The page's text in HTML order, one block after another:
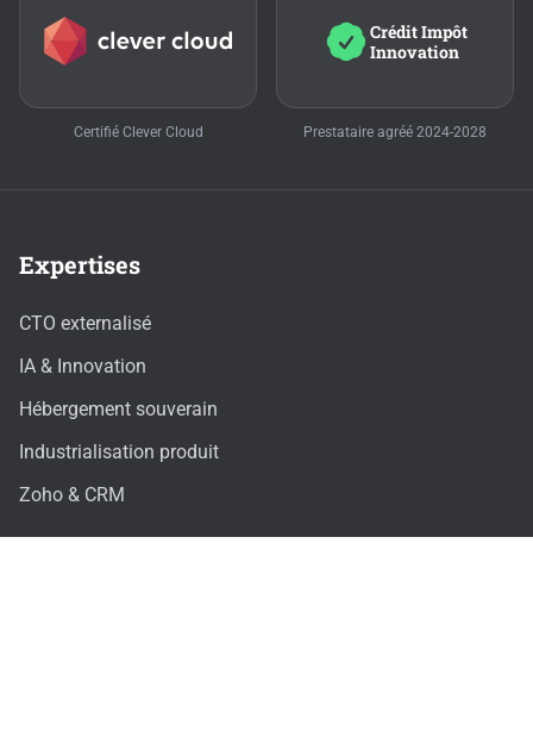
Certifié Clever Cloud
Crédit Impôt
Innovation
Prestataire agréé 2024-2028
Expertises
CTO externalisé
IA & Innovation
Hébergement souverain
Industrialisation produit
Zoho & CRM